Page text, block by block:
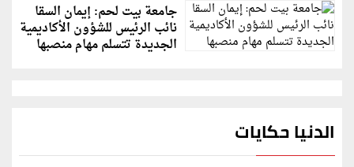
جامعة بيت لحم: إيمان السقا
نائب الرئيس للشؤون الأكاديمية
الجديدة تتسلم مهام منصبها
الدنيا حكايات